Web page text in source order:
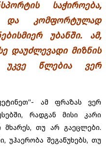
საჭიროება,
კომფორტულად
უბანში. ამ,
დაუძლევადი მიზნის
უკვე წლებია ვერ
ამ ფრაზას ვერ
რადგან მისი კარი
მხარეს, თუ არ გაეცლები.
უჰაერობა შეგაწუხებს, თუ